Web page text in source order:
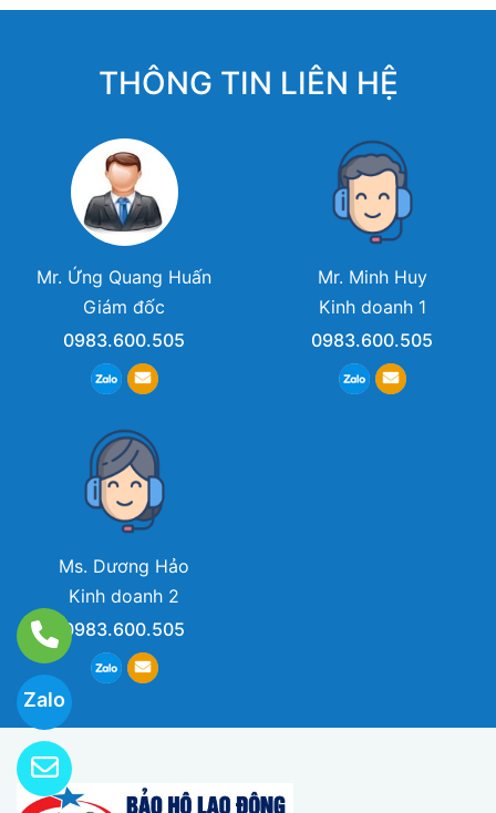
Zalo
THÔNG TIN LIÊN HỆ
Mr. Ứng Quang Huấn
Giám đốc
0983.600.505
Mr. Minh Huy
Kinh doanh 1
0983.600.505
Ms. Dương Hảo
Kinh doanh 2
0983.600.505